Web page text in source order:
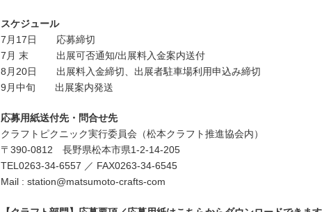
スケジュール
7月17日 応募締切
7月 末 出展可否通知/出展料入金案内送付
8月20日 出展料入金締切、出展者駐車場利用申込み締切
9月中旬 出展案内発送
応募用紙送付先・問合せ先
クラフトピクニック実行委員会（松本クラフト推進協会内）
〒390-0812 長野県松本市県1-2-14-205
TEL0263-34-6557 ／ FAX0263-34-6545
Mail : station@matsumoto-crafts-com